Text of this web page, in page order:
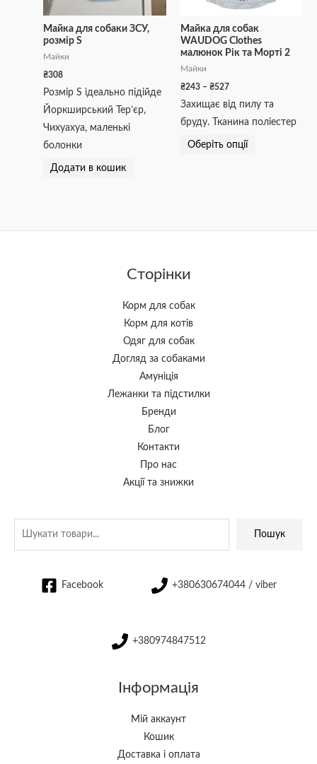
Майка для собаки ЗСУ,
розмір S
Майки
₴308
Розмір S ідеально підійде
Йоркширський Тер’єр,
Чихуахуа, маленькі
болонки
Додати в кошик
Майка для собак
WAUDOG Clothes
малюнок Рік та Морті 2
Майки
₴243 – ₴527
Захищає від пилу та
бруду. Тканина поліестер
Оберіть опції
можна
вибрати
на
сторінці
Сторінки
Корм для собак
Корм для котів
Одяг для собак
Догляд за собаками
Амуніція
Лежанки та підстилки
Бренди
Блог
Контакти
Про нас
Акції та знижки
Пошук
Facebook +380630674044 / viber
+380974847512
Інформація
Мій аккаунт
Кошик
Доставка і оплата